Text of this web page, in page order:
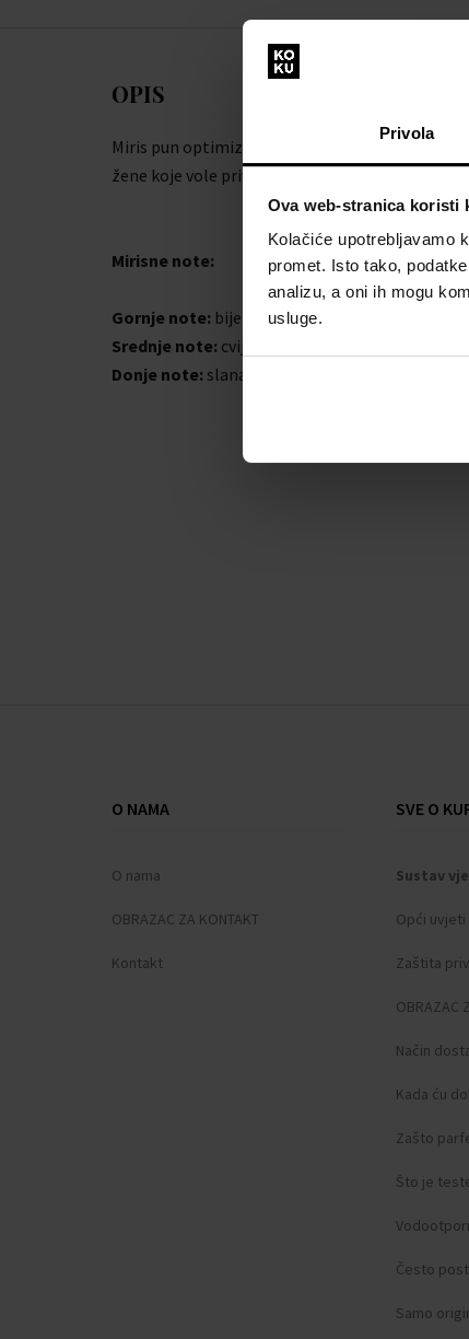
Privola
Ova web-stranica koristi
Kolačiće upotrebljavamo
promet. Isto tako,
analizu, a oni ih mogu
usluge.
OPIS
Miris pun optimizma i senzualnosti. Idealan za
žene koje vole privlačiti pažnju okoline.
Mirisne note:
Gornje note: bijeli papar, cvijet gorke naranče
Srednje note: cvijet grejpa
Donje note: slana vanilija, cedar, bijeli jantar
O NAMA
O nama
OBRAZAC ZA KONTAKT
Kontakt
SVE O
Sustav
Opći
Zaštita
OBRAZAC
Način
Kada ću
Zašto
Što je
Često
Samo